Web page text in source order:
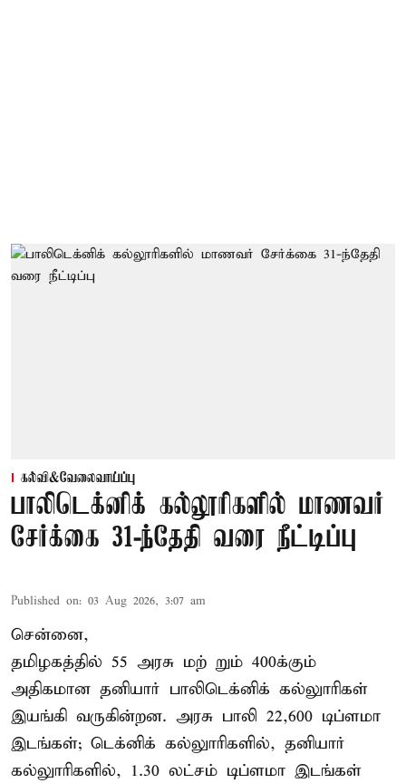
கல்வி&வேலைவாய்ப்பு
பாலிடெக்னிக் கல்லூரிகளில் மாணவர்
சேர்க்கை 31-ந்தேதி வரை நீட்டிப்பு
Published on: 03 Aug 2026, 3:07 am
சென்னை,
தமிழகத்தில் 55 அரசு மற் றும் 400க்கும்
அதிகமான தனியார் பாலிடெக்னிக் கல்லுாரிகள்
இயங்கி வருகின்றன. அரசு பாலி 22,600 டிப்ளமா
இடங்கள்; டெக்னிக் கல்லுாரிகளில், தனியார்
கல்லுாரிகளில், 1.30 லட்சம் டிப்ளமா இடங்கள்